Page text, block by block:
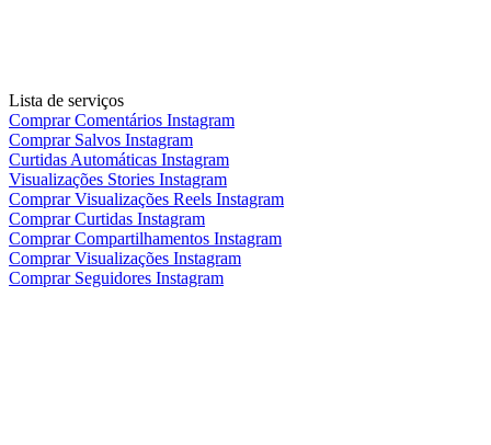
Lista de serviços
Comprar Comentários Instagram
Comprar Salvos Instagram
Curtidas Automáticas Instagram
Visualizações Stories Instagram
Comprar Visualizações Reels Instagram
Comprar Curtidas Instagram
Comprar Compartilhamentos Instagram
Comprar Visualizações Instagram
Comprar Seguidores Instagram